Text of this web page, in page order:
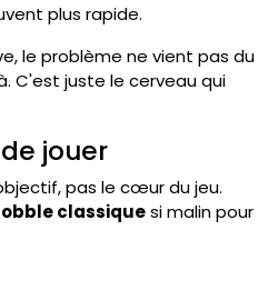
plus rapide.
le problème ne vient pas du
C'est juste le cerveau qui
jouer
pas le cœur du jeu.
classiquesi malin pour